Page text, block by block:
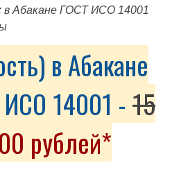
Абакане ГОСТ ИСО 14001
в Абакане
ИСО 14001 -15
рублей*